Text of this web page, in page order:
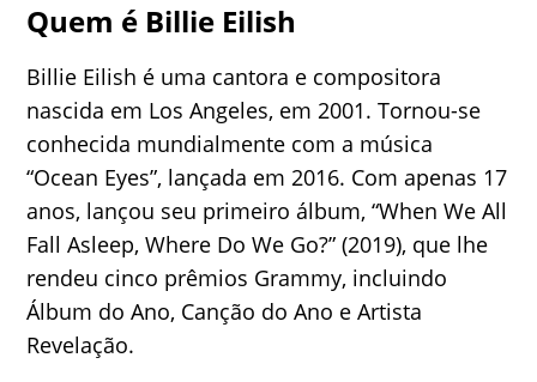
Quem é Billie Eilish
Billie Eilish é uma cantora e compositora
nascida em Los Angeles, em 2001. Tornou-se
conhecida mundialmente com a música
“Ocean Eyes”, lançada em 2016. Com apenas 17
anos, lançou seu primeiro álbum, “When We All
Fall Asleep, Where Do We Go?” (2019), que lhe
rendeu cinco prêmios Grammy, incluindo
Álbum do Ano, Canção do Ano e Artista
Revelação.